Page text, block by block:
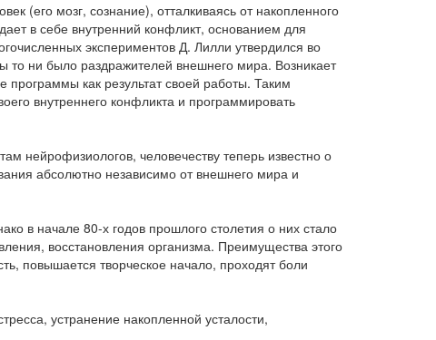
(его мозг, сознание), отталкиваясь от накопленного
в себе внутренний конфликт, основанием для
экспериментов Д. Лилли утвердился во
то ни было раздражителей внешнего мира. Возникает
как результат своей работы. Таким
внутреннего конфликта и программировать
нейрофизиологов, человечеству теперь известно о
абсолютно независимо от внешнего мира и
в начале 80-х годов прошлого столетия о них стало
восстановления организма. Преимущества этого
повышается творческое начало, проходят боли
устранение накопленной усталости,